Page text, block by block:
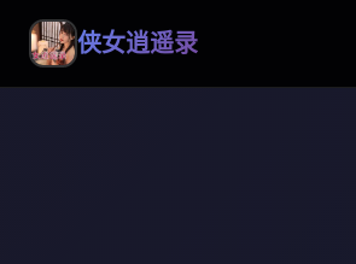
侠女逍遥录